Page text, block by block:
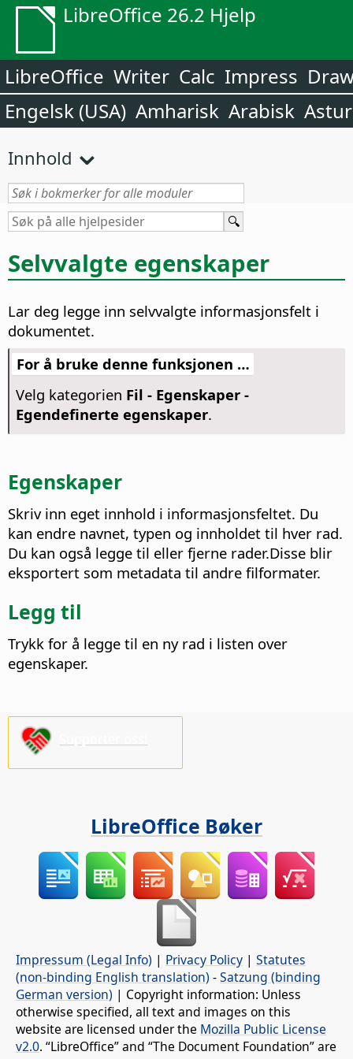
LibreOffice 26.2 Hjelp
LibreOffice Writer Calc Impress
Engelsk (USA) Amharisk Arabisk
Innhold
Selvvalgte egenskaper
Lar deg legge inn selvvalgte informasjonsfelt i
dokumentet.
For å bruke denne funksjonen …
Velg kategorien Fil - Egenskaper -
Egendefinerte egenskaper.
Egenskaper
Skriv inn eget innhold i informasjonsfeltet. Du
kan endre navnet, typen og innholdet til hver rad.
Du kan også legge til eller fjerne rader.Disse blir
eksportert som metadata til andre filformater.
Legg til
Trykk for å legge til en ny rad i listen over
egenskaper.
LibreOffice Bøker
Impressum (Legal Info) | Privacy Policy | Statutes
(non-binding English translation) -Satzung (binding
German version) | Copyright information: Unless
otherwise specified, all text and images on this
website are licensed under the Mozilla Public License
v2.0. “LibreOffice” and “The Document Foundation” are